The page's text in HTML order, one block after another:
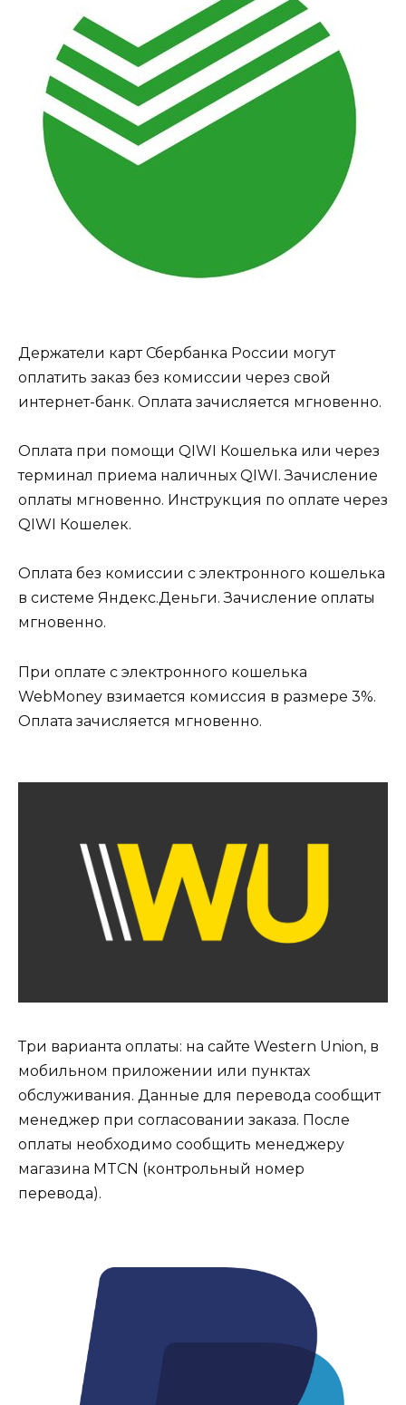
Держатели карт Сбербанка России могут
оплатить заказ без комиссии через свой
интернет-банк. Оплата зачисляется мгновенно.
Оплата при помощи QIWI Кошелька или через
терминал приема наличных QIWI. Зачисление
оплаты мгновенно. Инструкция по оплате через
QIWI Кошелек.
Оплата без комиссии с электронного кошелька
в системе Яндекс.Деньги. Зачисление оплаты
мгновенно.
При оплате с электронного кошелька
WebMoney взимается комиссия в размере 3%.
Оплата зачисляется мгновенно.
Три варианта оплаты: на сайте Western Union, в
мобильном приложении или пунктах
обслуживания. Данные для перевода сообщит
менеджер при согласовании заказа. После
оплаты необходимо сообщить менеджеру
магазина MTCN (контрольный номер
перевода).